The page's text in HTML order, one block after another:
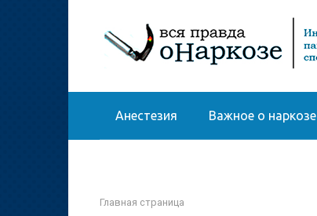
Анестезия Важное о наркозе
Главная страница